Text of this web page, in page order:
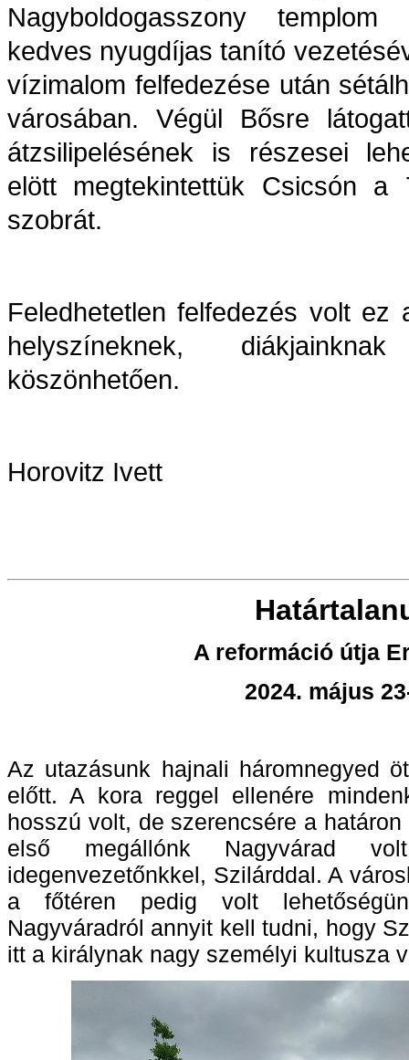
Nagyboldogasszony templom
kedves nyugdíjas tanító
vízimalom felfedezése után
városában. Végül Bősre
átzsilipelésének is részesei
elött megtekintettük Csicsón
szobrát.
Feledhetetlen felfedezés volt
helyszíneknek,
köszönhetően.
Horovitz Ivett
A reformáció útja
2024. május
Az utazásunk hajnali háromnegyed
előtt. A kora reggel ellenére
hosszú volt, de szerencsére a
első megállónk Nagyvárad
idegenvezetőnkkel, Szilárddal. A
a főtéren pedig volt
Nagyváradról annyit kell tudni, hogy
itt a királynak nagy személyi kultusza